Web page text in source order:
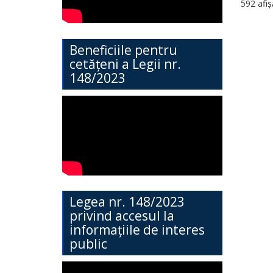
Direcția
Învățământ
General
Cimișlia
Investiții
Turism
Direcția
Dezvoltare
Beneficiile pentru
cetățeni a Legii nr.
148/2023
Legea nr. 148/2023
privind accesul la
informațiile de interes
public
592